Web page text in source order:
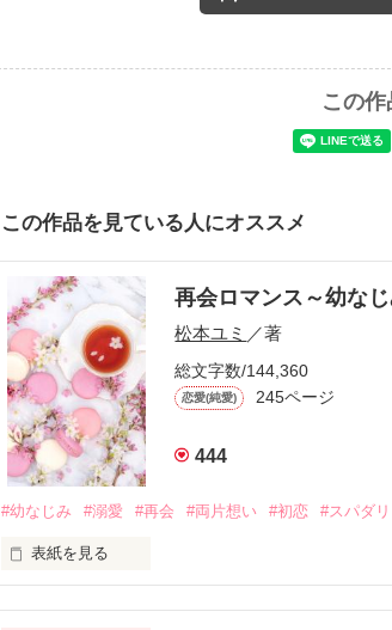
この
この作品を見ている人にオススメ
再会ロマンス～幼な
松本ユミ ／著
総文字数/144,360
恋愛(純愛) 245ページ
444
#幼なじみ #溺愛 #再会 #両片想い #初恋 #スパダリ
表紙を見る